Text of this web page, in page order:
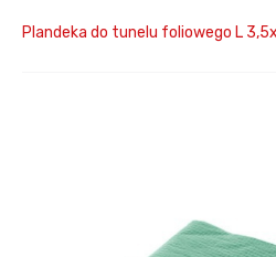
Plandeka do tunelu foliowego L